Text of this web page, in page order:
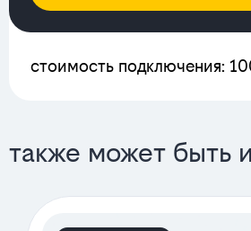
стоимость подключения:
также может быть